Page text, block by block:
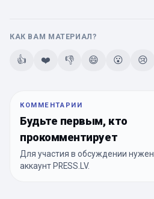
КАК ВАМ МАТЕРИАЛ?
👍 ❤️ 👎 😄 😮 😢
КОММЕНТАРИИ
Будьте первым, кто
прокомментирует
Для участия в обсуждении нужен
аккаунт PRESS.LV.